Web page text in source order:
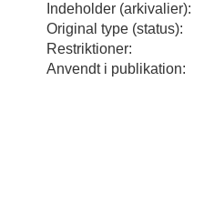
Indeholder (arkivalier):
Original type (status):
Restriktioner:
Anvendt i publikation: